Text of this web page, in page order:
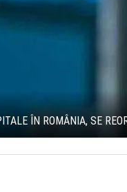
ÎN ROMÂNIA, SE